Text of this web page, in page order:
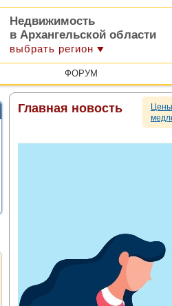
Недвижимость
в Архангельской области
выбрать регион
ФОРУМ
Главная новость